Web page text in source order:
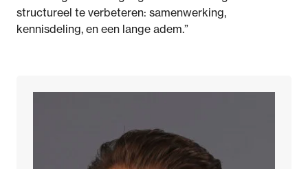
structureel te verbeteren: samenwerking,
kennisdeling, en een lange adem.”